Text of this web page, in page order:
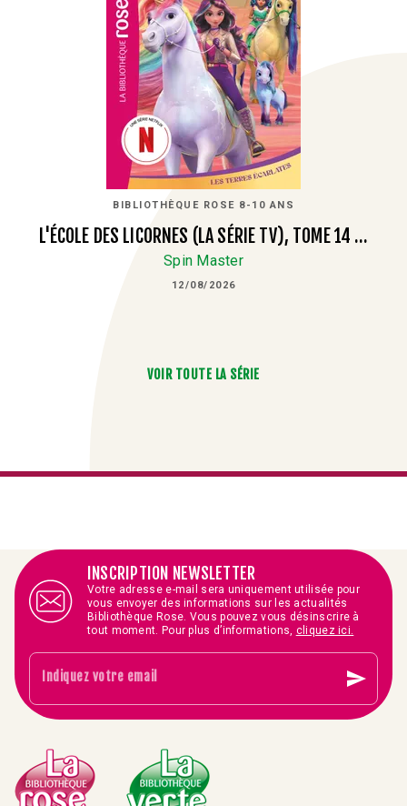
BIBLIOTHÈQUE ROSE 8-10 ANS
L'ÉCOLE DES LICORNES (LA SÉRIE TV), TOME 14 …
Spin Master
12/08/2026
VOIR TOUTE LA SÉRIE
INSCRIPTION NEWSLETTER
Votre adresse e-mail sera uniquement utilisée pour
vous envoyer des informations sur les actualités
Bibliothèque Rose. Vous pouvez vous désinscrire à
tout moment. Pour plus d’informations, cliquez ici.
Indiquez votre email send